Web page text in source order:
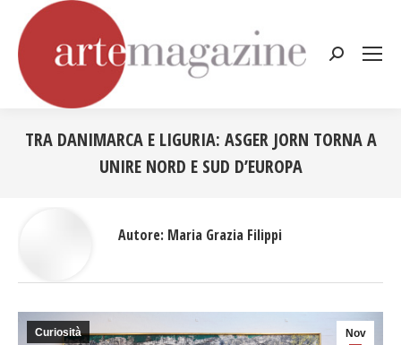
Cerca:
TRA DANIMARCA E LIGURIA: ASGER JORN TORNA A
UNIRE NORD E SUD D’EUROPA
Nov
Curiosità
Autore: Maria Grazia Filippi